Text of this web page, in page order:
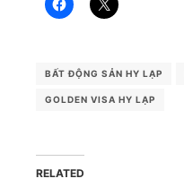
BẤT ĐỘNG SẢN HY LẠP
GOLDEN VISA HY LẠP
RELATED